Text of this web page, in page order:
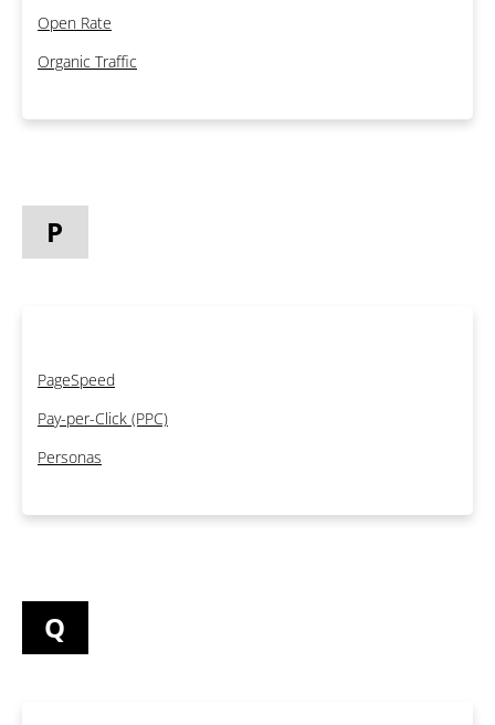
Open Rate
Organic Traffic
P
PageSpeed
Pay-per-Click (PPC)
Personas
Q